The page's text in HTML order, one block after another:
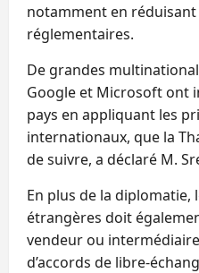
notamment en
réglementaires.
De grandes
Google et Microsoft ont
pays en appliquant les
internationaux, que la
de suivre, a déclaré M.
En plus de la diplomatie,
étrangères doit
vendeur ou
d’accords de libre-